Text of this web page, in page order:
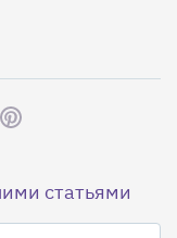
статьями